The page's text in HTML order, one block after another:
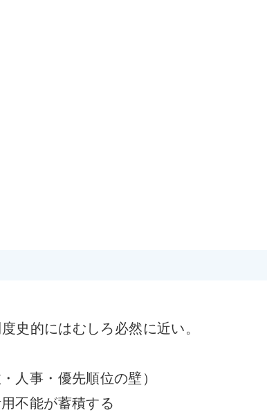
史的にはむしろ必然に近い。
人事・優先順位の壁）
不能が蓄積する